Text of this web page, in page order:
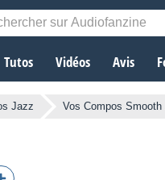
Tutos Vidéos Avis
Jazz Vos Compos Smooth